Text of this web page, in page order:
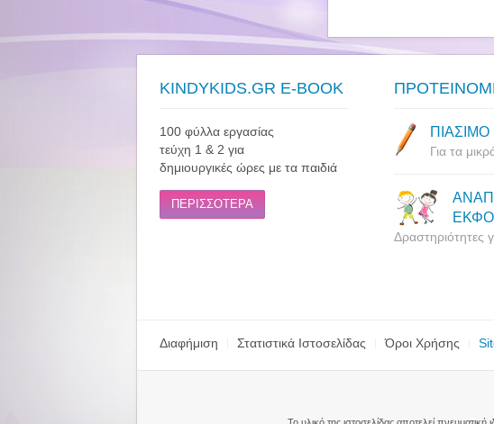
KINDYKIDS.GR E-BOOK
100 φύλλα εργασίας
τεύχη 1 & 2 για
δημιουργικές ώρες με τα παιδιά
ΠΕΡΙΣΣΟΤΕΡΑ
Για τα
Δραστηριότητες
Διαφήμιση Στατιστικά Ιστοσελίδας Όροι Χρήσης